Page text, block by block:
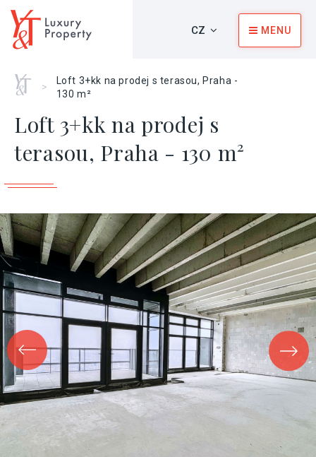
CZ MENU
Home
>
Loft 3+kk na prodej s terasou, Praha -
130 m²
Loft 3+kk na prodej s
terasou, Praha - 130 m²